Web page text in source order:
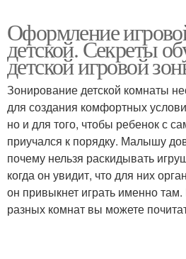
Оформление
детской. Секреты
детской игровой
Зонирование детской комнаты
для создания комфортных
но и для того, чтобы ребенок с
приучался к порядку. Малышу
почему нельзя раскидывать
когда он увидит, что для них
он привыкнет играть именно
разных комнат вы можете